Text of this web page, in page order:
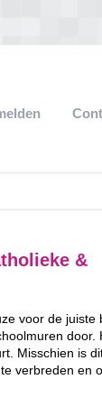
&
voor de juiste
door.
Misschien is
verbreden en